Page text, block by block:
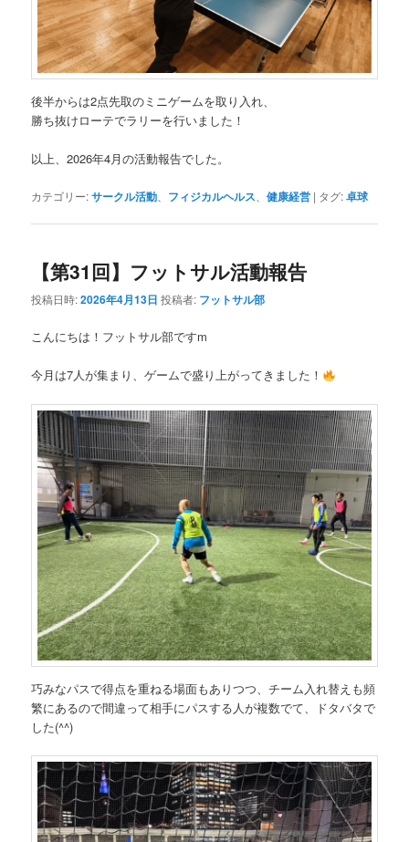
後半からは2点先取のミニゲームを取り入れ、
勝ち抜けローテでラリーを行いました！
以上、2026年4月の活動報告でした。
カテゴリー:サークル活動 フィジカルヘルス 、健康経営 | タグ:卓球
【第31回】フットサル活動報告
投稿日時:2026年4月13日 投稿者: フットサル部
こんにちは！フットサル部ですm
今月は7人が集まり、ゲームで盛り上がってきました！
巧みなパスで得点を重ねる場面もありつつ、チーム入れ替えも頻
繁にあるので間違って相手にパスする人が複数でて、ドタバタで
した(^^)